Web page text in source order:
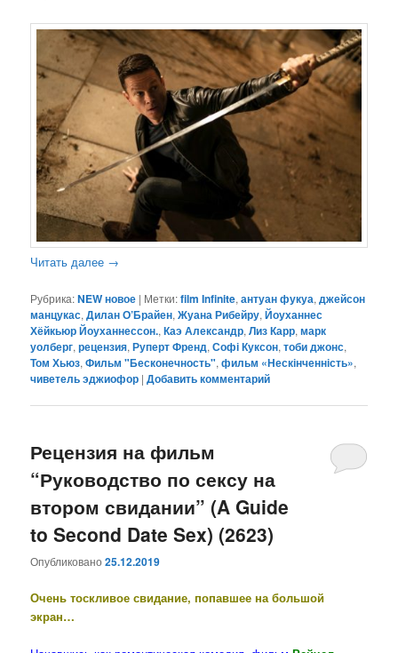
Читать далее →
Рубрика:NEW новое | Метки:film Infinite,антуан фукуа,джейсон
манцукас,Дилан О’Брайен,Жуана Рибейру,Йоуханнес
Хёйкьюр Йоуханнессон.,Каэ Александр,Лиз Карр,марк
уолберг,рецензия,Руперт Френд,Софі Куксон,тоби джонс,
Том Хьюз,Фильм "Бесконечность",фильм «Нескінченність»,
чиветель эджиофор |Добавить комментарий
Рецензия на фильм
“Руководство по сексу на
втором свидании” (A Guide
to Second Date Sex) (2623)
Опубликовано25.12.2019
Очень тоскливое свидание, попавшее на большой
экран…